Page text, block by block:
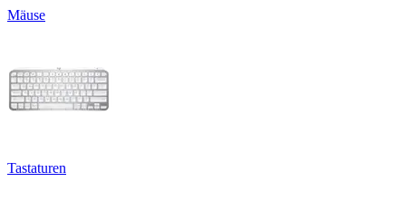
Mäuse
Tastaturen